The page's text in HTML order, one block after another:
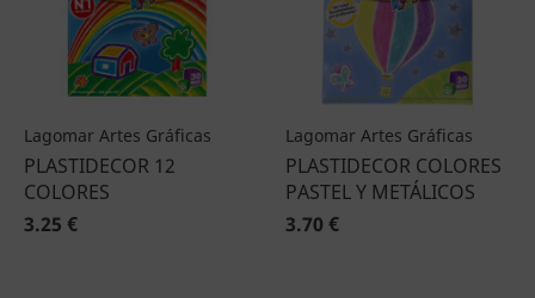
Lagomar Artes Gráficas
PLASTIDECOR 12
COLORES
3.25 €
Lagomar Artes Gráficas
PLASTIDECOR COLORES
PASTEL Y METÁLICOS
3.70 €